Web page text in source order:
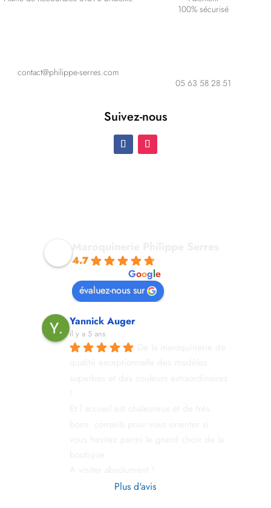
contact@philippe-serres.com
100% sécurisé
05 63 58 28 51
Suivez-nous
Maroquinerie Philippe Serres
4.7
powered byGoogle
évaluez-nous sur
Yannick Auger
il y a 5 ans
Plus d'avis